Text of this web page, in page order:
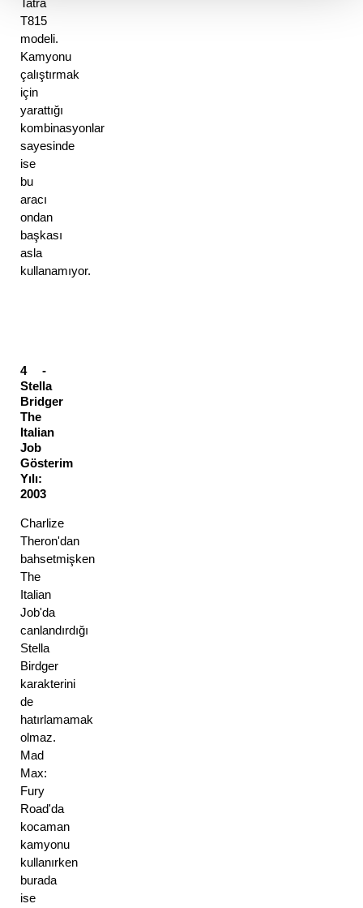
Tatra
T815
modeli.
Kamyonu
çalıştırmak
için
yarattığı
kombinasyonlar
sayesinde
ise
bu
aracı
ondan
başkası
asla
4 -
Stella
Bridger
The
Italian
Job
Gösterim
Yılı:
2003
Charlize
Theron'dan
bahsetmişken
The
Italian
Job'da
canlandırdığı
Stella
Birdger
karakterini
de
hatırlamamak
olmaz.
Mad
Max:
Fury
Road'da
kocaman
kamyonu
kullanırken
burada
ise